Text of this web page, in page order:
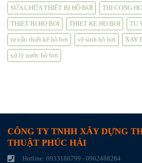
SỬA CHỮA THIẾT BỊ HỒ BƠI THI CONG
THIET BI HO BOI THIET KE HO BOI TU
tư vấn thiết kế hồ bơi vệ sinh hồ bơi XAY
xử lý nước hồ bơi
CÔNG TY TNHH XÂY DỰNG
THUẬT PHÚC HẢI
Hotline: 0933186799 - 0902488284